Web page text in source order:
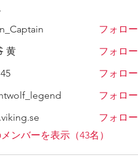
フォロー
黄
フォロー
フォロー
フォロー
フォロー
ンバーを表示（43名）